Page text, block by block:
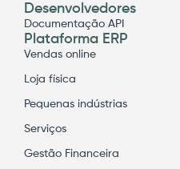
Desenvolvedores
Documentação API
Plataforma ERP
Vendas online
Loja física
Pequenas indústrias
Serviços
Gestão Financeira